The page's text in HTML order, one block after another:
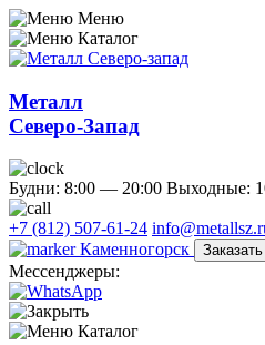
Меню
Каталог
Металл
Северо-Запад
Будни: 8:00 — 20:00 Выходные:
+7 (812) 507-61-24
Каменногорск
Мессенджеры:
Каталог